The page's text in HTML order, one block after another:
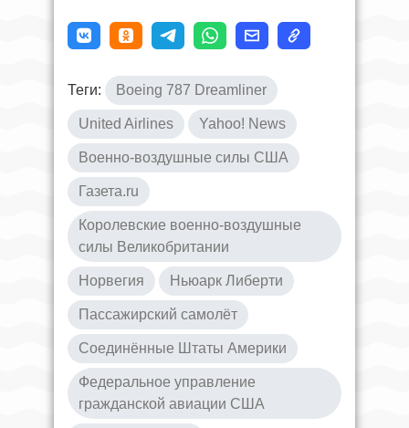
Теги: Boeing 787 Dreamliner
United Airlines Yahoo! News
Военно-воздушные силы США
Газета.ru
Королевские военно-воздушные
силы Великобритании
Норвегия Ньюарк Либерти
Пассажирский самолёт
Соединённые Штаты Америки
Федеральное управление
гражданской авиации США